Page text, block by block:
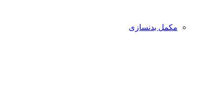
مکمل بدنسازی